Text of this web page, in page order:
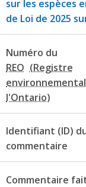
sur les espèces
de Loi de 2025
Numéro du
REO
Identifiant (ID)
commentaire
Commentaire